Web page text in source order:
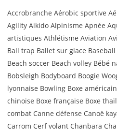
Accrobranche Aérobic sportive
Agility Aikido Alpinisme Apnée
artistiques Athlétisme Aviation
Ball trap Ballet sur glace
Beach soccer Beach volley Bébé
Bobsleigh Bodyboard Boogie
lyonnaise Bowling Boxe
chinoise Boxe française Boxe
combat Canne défense Canoë
Carrom Cerf volant Chanbara